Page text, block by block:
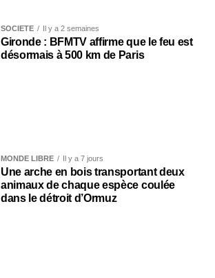
SOCIÉTÉ Il y a 2 semaines
Gironde : BFMTV affirme que le feu est
désormais à 500 km de Paris
MONDE LIBRE Il y a 7 jours
Une arche en bois transportant deux
animaux de chaque espèce coulée
dans le détroit d’Ormuz